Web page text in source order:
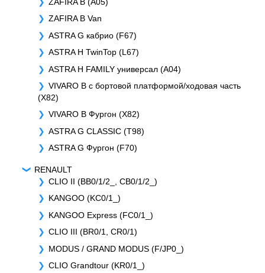
ZAFIRA B Van
ASTRA G кабрио (F67)
ASTRA H TwinTop (L67)
ASTRA H FAMILY универсал (A04)
VIVARO B c бортовой платформой/ходовая часть
(X82)
VIVARO B Фургон (X82)
ASTRA G CLASSIC (T98)
ASTRA G Фургон (F70)
RENAULT
CLIO II (BB0/1/2_, CB0/1/2_)
KANGOO (KC0/1_)
KANGOO Express (FC0/1_)
CLIO III (BR0/1, CR0/1)
MODUS / GRAND MODUS (F/JP0_)
CLIO Grandtour (KR0/1_)